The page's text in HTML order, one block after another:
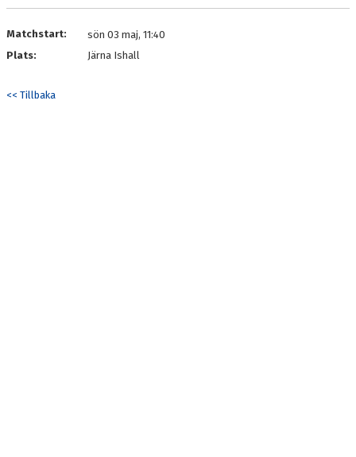
KONTAKT
Matchstart:
sön 03 maj, 11:40
Plats:
Järna Ishall
<< Tillbaka